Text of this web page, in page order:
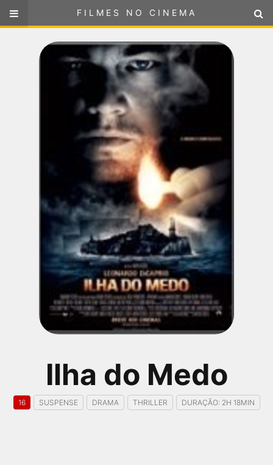
FILMES NO CINEMA
selecione sua localização
Ilha do Medo
16 SUSPENSE DRAMA THRILLER DURAÇÃO: 2H 18MIN
FILMES NO CINEMA
SELECIONE SUA LOCALIZAÇÃO
PRÓXIMOS LANÇAMENTOS
PÁGINA INICIAL
FilmesNoCinema.com.bré o maior localizador de filmes e
sessões de cinema no Brasil. Através dele, você pode
encontrar os filmes no cinema mais próximos a você ou a
qualquer cidade em território brasileiro. Você pode também
acessar informações sobre cinemas, horários, assistir aos
trailers e muito mais.